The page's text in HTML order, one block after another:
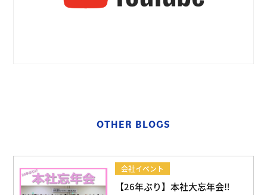
OTHER BLOGS
会社イベント
【26年ぶり】本社大忘年会‼︎